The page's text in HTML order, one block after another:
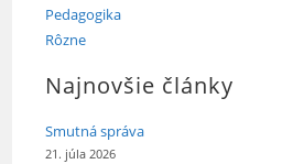
Pedagogika
Rôzne
Najnovšie články
Smutná správa
21. júla 2026